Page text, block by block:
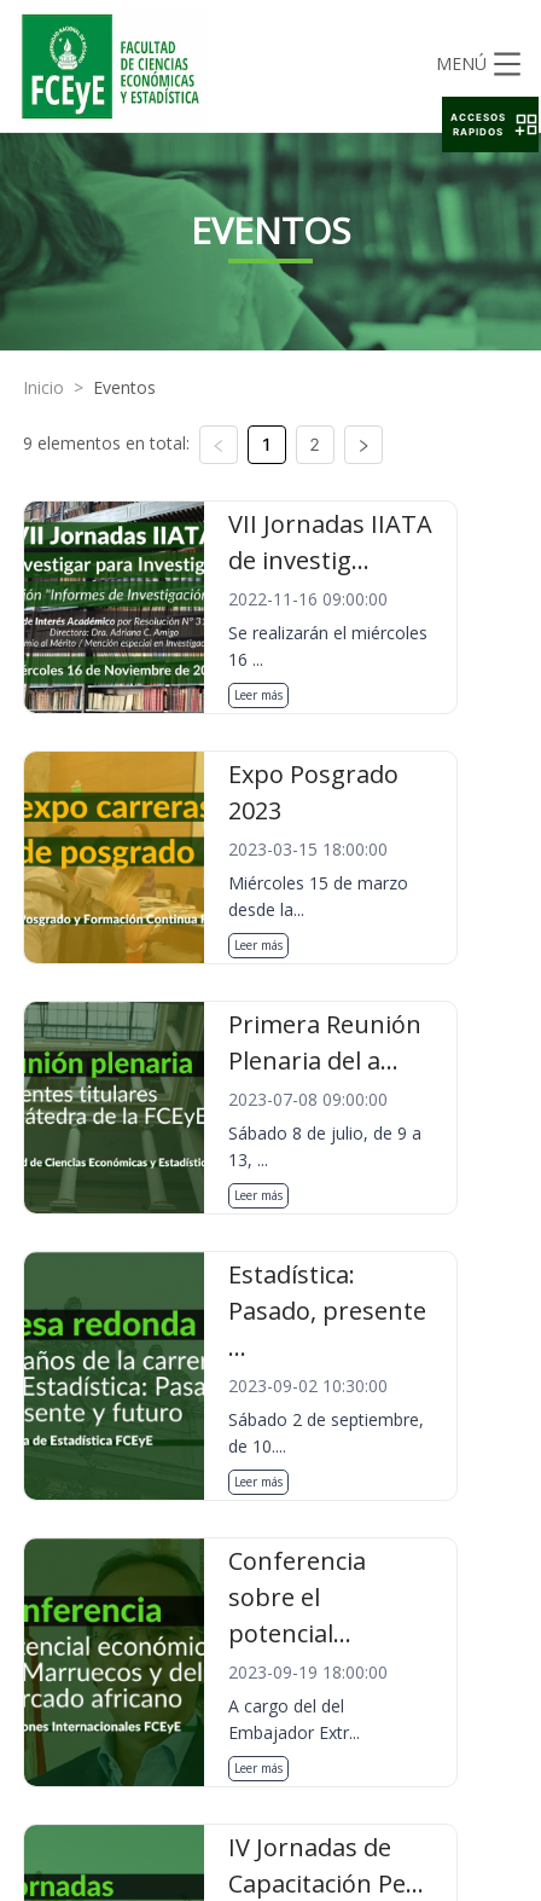
MENÚ
EVENTOS
Inicio > Eventos
9 elementos en total: 1 2
VII Jornadas IIATA
de investig...
2022-11-16 09:00:00
Se realizarán el miércoles
16 ...
Leer más
Expo Posgrado
2023
2023-03-15 18:00:00
Miércoles 15 de marzo
desde la...
Leer más
Primera Reunión
Plenaria del a...
2023-07-08 09:00:00
Sábado 8 de julio, de 9 a
13, ...
Leer más
Estadística:
Pasado, presente
...
2023-09-02 10:30:00
Sábado 2 de septiembre,
de 10....
Leer más
Conferencia
sobre el
potencial...
2023-09-19 18:00:00
A cargo del del
Embajador Extr...
Leer más
IV Jornadas de
Capacitación Pe...
ACCESOS
RAPIDOS